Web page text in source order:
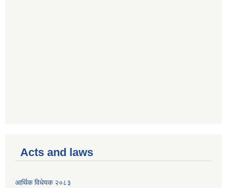
Acts and laws
आर्थिक विधेयक २०८३